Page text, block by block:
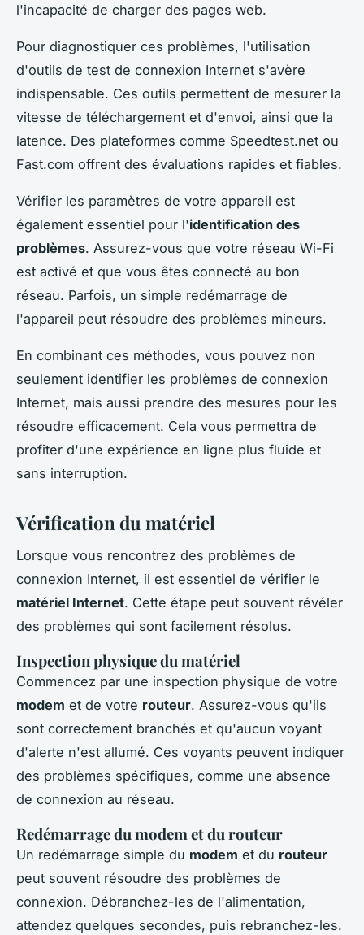
l'incapacité de charger des pages web.
Pour diagnostiquer ces problèmes, l'utilisation
d'outils de test de connexion Internet s'avère
indispensable. Ces outils permettent de mesurer la
vitesse de téléchargement et d'envoi, ainsi que la
latence. Des plateformes comme Speedtest.net ou
Fast.com offrent des évaluations rapides et fiables.
Vérifier les paramètres de votre appareil est
également essentiel pour l'identification des
problèmes. Assurez-vous que votre réseau Wi-Fi
est activé et que vous êtes connecté au bon
réseau. Parfois, un simple redémarrage de
l'appareil peut résoudre des problèmes mineurs.
En combinant ces méthodes, vous pouvez non
seulement identifier les problèmes de connexion
Internet, mais aussi prendre des mesures pour les
résoudre efficacement. Cela vous permettra de
profiter d'une expérience en ligne plus fluide et
sans interruption.
Vérification du matériel
Lorsque vous rencontrez des problèmes de
connexion Internet, il est essentiel de vérifier le
matériel Internet. Cette étape peut souvent révéler
des problèmes qui sont facilement résolus.
Inspection physique du matériel
Commencez par une inspection physique de votre
modem et de votre routeur. Assurez-vous qu'ils
sont correctement branchés et qu'aucun voyant
d'alerte n'est allumé. Ces voyants peuvent indiquer
des problèmes spécifiques, comme une absence
de connexion au réseau.
Redémarrage du modem et du routeur
Un redémarrage simple du modem et du routeur
peut souvent résoudre des problèmes de
connexion. Débranchez-les de l'alimentation,
attendez quelques secondes, puis rebranchez-les.